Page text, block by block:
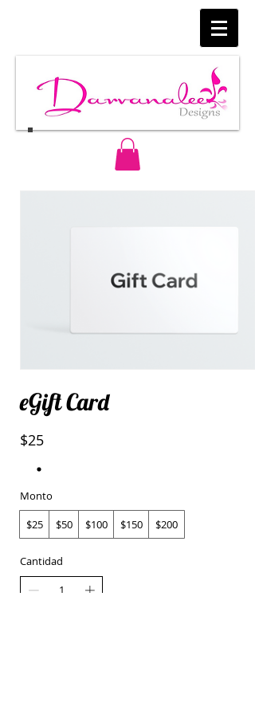
eGift Card
$25
Monto
$25
$50 $100 $150 $200
Cantidad